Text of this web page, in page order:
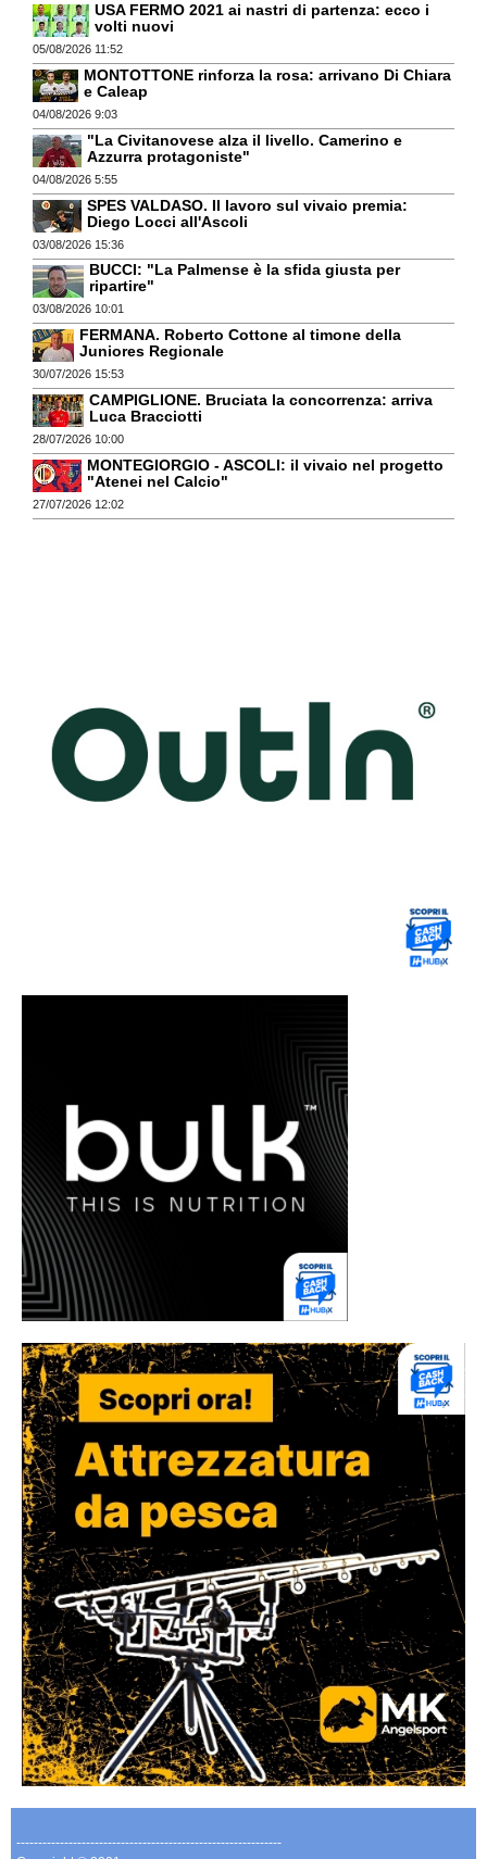
USA FERMO 2021 ai nastri di partenza: ecco i
volti nuovi
05/08/2026 11:52
MONTOTTONE rinforza la rosa: arrivano Di Chiara
e Caleap
04/08/2026 9:03
"La Civitanovese alza il livello. Camerino e
Azzurra protagoniste"
04/08/2026 5:55
SPES VALDASO. Il lavoro sul vivaio premia:
Diego Locci all'Ascoli
03/08/2026 15:36
BUCCI: "La Palmense è la sfida giusta per
ripartire"
03/08/2026 10:01
FERMANA. Roberto Cottone al timone della
Juniores Regionale
30/07/2026 15:53
CAMPIGLIONE. Bruciata la concorrenza: arriva
Luca Bracciotti
28/07/2026 10:00
MONTEGIORGIO - ASCOLI: il vivaio nel progetto
"Atenei nel Calcio"
27/07/2026 12:02
-------------------------------------------------------------